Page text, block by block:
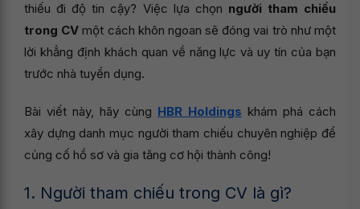
thiếu đi độ tin cậy? Việc lựa chọn người tham chiếu
trong CV một cách khôn ngoan sẽ đóng vai trò như một
lời khẳng định khách quan về năng lực và uy tín của bạn
trước nhà tuyển dụng.
Bài viết này, hãy cùng HBR Holdings khám phá cách
xây dựng danh mục người tham chiếu chuyên nghiệp để
củng cố hồ sơ và gia tăng cơ hội thành công!
1. Người tham chiếu trong CV là gì?